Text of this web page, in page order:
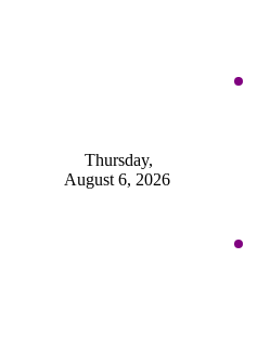
Thursday,
August 6, 2026